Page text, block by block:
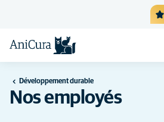
Développement durable
Nos employés